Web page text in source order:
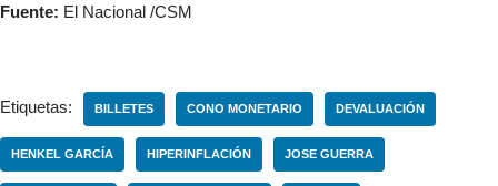
Fuente: El Nacional /CSM
Etiquetas: BILLETES CONO MONETARIO DEVALUACIÓN
HENKEL GARCÍA HIPERINFLACIÓN JOSE GUERRA